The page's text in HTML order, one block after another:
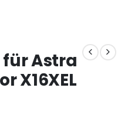
Astra
X16XEL